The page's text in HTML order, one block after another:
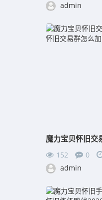
admin
152 0
admin